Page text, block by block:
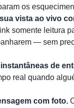
os
vista ao vivo
somente leitura
— sem
de
real quando
com foto.